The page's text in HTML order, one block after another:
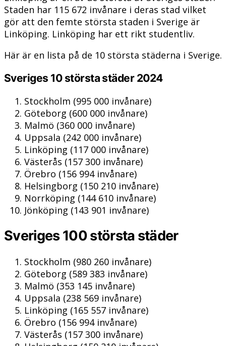
Staden har 115 672 invånare i deras stad vilket
gör att den femte största staden i Sverige är
Linköping. Linköping har ett rikt studentliv.
Här är en lista på de 10 största städerna i Sverige.
Sveriges 10 största städer 2024
Stockholm (995 000 invånare)
Göteborg (600 000 invånare)
Malmö (360 000 invånare)
Uppsala (242 000 invånare)
Linköping (117 000 invånare)
Västerås (157 300 invånare)
Örebro (156 994 invånare)
Helsingborg (150 210 invånare)
Norrköping (144 610 invånare)
Jönköping (143 901 invånare)
Sveriges 100 största städer
Stockholm (980 260 invånare)
Göteborg (589 383 invånare)
Malmö (353 145 invånare)
Uppsala (238 569 invånare)
Linköping (165 557 invånare)
Örebro (156 994 invånare)
Västerås (157 300 invånare)